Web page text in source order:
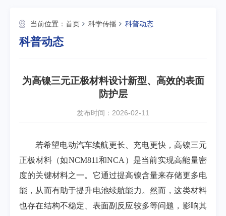
当前位置： 首页 科学传播 科普动态
科普动态
为高镍三元正极材料设计新型、高效的表面
防护层
发布时间：2026-02-11
若希望电动汽车续航更长、充电更快，高镍三元
正极材料（如NCM811和NCA ）是当前实现高能量密
度的关键材料之一。它通过提高镍含量来存储更多电
能，从而有助于提升电池续航能力。然而，这类材料
也存在结构不稳定、表面副反应较多等问题，影响其